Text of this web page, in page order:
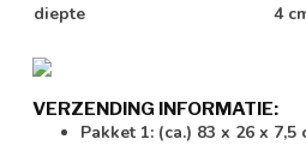
diepte
4
VERZENDING INFORMATIE:
Pakket 1: (ca.) 83 x 26 x 7,5